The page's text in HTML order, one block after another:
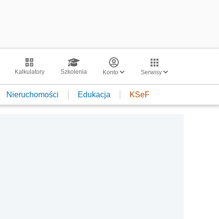
Kalkulatory Szkolenia Konto Serwisy
Nieruchomości Edukacja KSeF